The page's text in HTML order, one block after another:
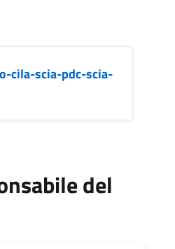
cila-scia-pdc-scia-
del